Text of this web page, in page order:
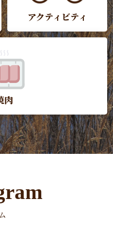
アクティビティ
肉